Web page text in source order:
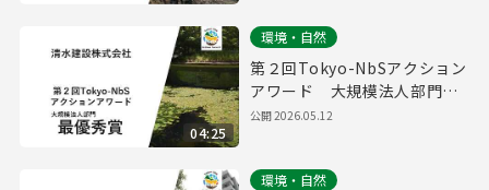
04:25
環境・自然
第２回Tokyo-NbSアクション
アワード 大規模法人部門
最優秀賞取組紹介（清水建設
公開2026.05.12
環境・自然